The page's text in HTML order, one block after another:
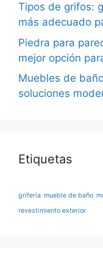
Tipos de grifos:
más adecuado
Piedra para
mejor opción
Muebles de
soluciones
Etiquetas
grifería mueble de baño
revestimiento exterior